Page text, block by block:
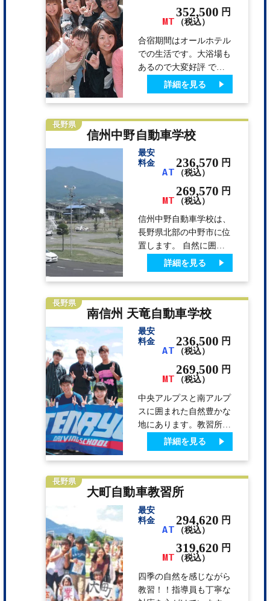
モットーとした教習も魅
力。※多くの方にご入校
頂けるように契約ホテル
も多数用意しています。
それでも人気の時期は早
期に完売することも。思
い立ったら早めの決断･
MT
352,500 円
（税込）
合宿期間はオールホテル
での生活です。大浴場も
あるので大変好評 で
す！ 宿泊所は金沢駅前
のホテルを利用ですので
金沢観光にとっても便利
です。 金沢東茶屋街、
兼六園、21世紀美術館、
金沢城など見所が沢山あ
ります。金沢の奥座敷湯
涌温泉(バスで60分）、
金沢の秘湯「深谷温泉」
など日帰りで利用できま
す。また、冬は金沢駅前
から日帰りスキーバスも
あります。
詳細を見る
長野県
信州中野自動車学校
最安
料金
AT
236,570 円
（税込）
MT
269,570 円
（税込）
信州中野自動車学校は、
長野県北部の中野市に位
置します。 自然に囲ま
れたアットホームな環境
の元、経験豊かな指導員
が多数在籍しており、運
転技術はもちろんのこ
と、生涯「無事故・無違
反」の精神を養っていた
だくための指導・教育を
モットーにしています。
詳細を見る
長野県
南信州 天竜自動車学校
最安
料金
AT
236,500 円
（税込）
MT
269,500 円
（税込）
中央アルプスと南アルプ
スに囲まれた自然豊かな
地にあります。教習所の
裏は雄大な天竜川です。
路上教習のコースも気持
ちよく、また少 し脚を
伸ばすと温泉、天竜舟下
りなど、観光施設が充実
しています。 教習の技
術の確かさは全国でもト
ップレベル。指定教習所
の全国大会 に出場し全
国1300校の中の優良38校
に選ばれました。 また
【第5回全国指定自動車
教習所学科教習競技大
詳細を見る
長野県
大町自動車教習所
最安
料金
AT
294,620 円
（税込）
MT
319,620 円
（税込）
四季の自然を感じながら
教習！！指導員も丁寧な